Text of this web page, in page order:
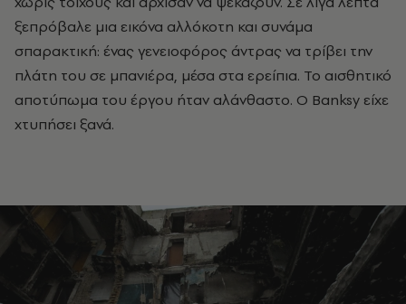
ξεπρόβαλε μια εικόνα αλλόκοτη και συνάμα
σπαρακτική: ένας γενειοφόρος άντρας να τρίβει την
πλάτη του σε μπανιέρα, μέσα στα ερείπια. Το αισθητικό
αποτύπωμα του έργου ήταν αλάνθαστο. Ο Banksy είχε
χτυπήσει ξανά.